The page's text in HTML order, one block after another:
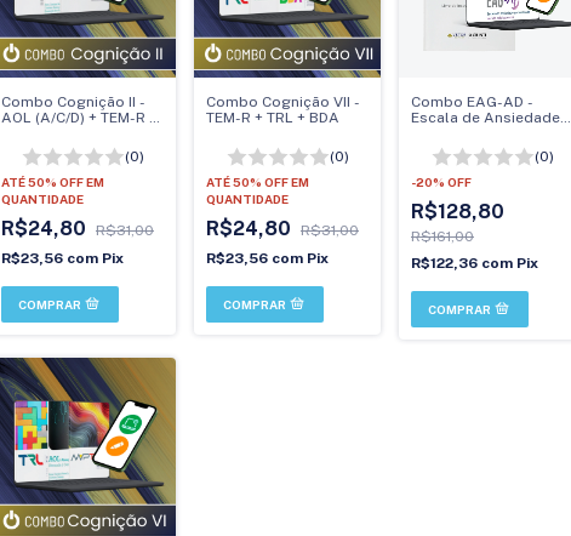
Combo Cognição II -
AOL (A/C/D) + TEM-R +
(0)
ATÉ 50% OFFEM
QUANTIDADE
R$24,80
R$31,00
R$23,56 com Pix
Combo Cognição VII -
TEM-R + TRL + BDA
(0)
ATÉ 50% OFFEM
QUANTIDADE
R$24,80
R$31,00
R$23,56 com Pix
Combo EAG-AD -
Escala de Ansiedade
Adolescentes
(0)
-20% OFF
R$128,80
R$161,00
R$122,36 com Pix